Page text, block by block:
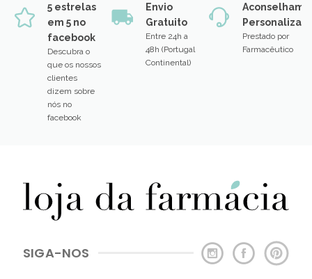
5 estrelas
em 5 no
facebook
Descubra o
que os nossos
clientes
dizem sobre
nós no
facebook
Envio
Gratuito
Entre 24h a
48h (Portugal
Continental)
Prestado por
Farmacêutico
SIGA-NOS